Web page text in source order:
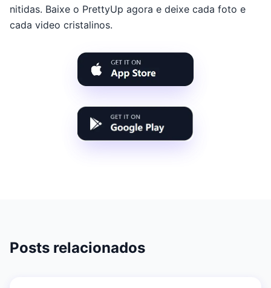
nitidas. Baixe o PrettyUp agora e deixe cada foto e
cada video cristalinos.
Posts relacionados